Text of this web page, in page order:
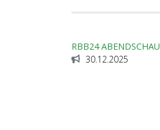
RBB24 ABENDSCHAU
30.12.2025